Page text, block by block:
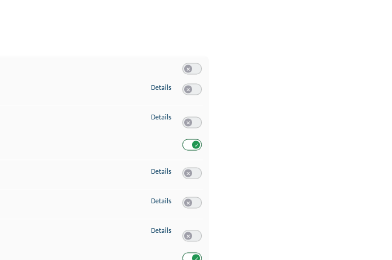
Details zu Speichern von oder Zugriff auf Informationen auf einem Endgerät
Details zu Verwendung reduzierter Daten zur Auswahl von Werbeanzeigen
Details zu Erstellung von Profilen für personalisierte Werbung
Details zu Verwendung von Profilen zur Auswahl personalisierter Werbung
Details zu Messung der Werbeleistung